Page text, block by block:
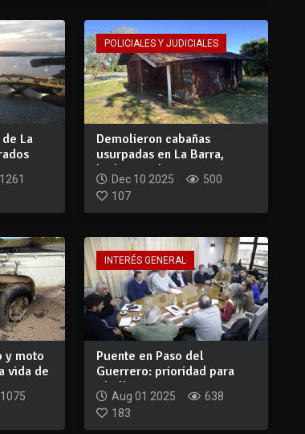
La
1261
POLICIALES Y JUDICIALES
Demolieron cabañas
usurpadas en La Barra,
linderas a dos cen...
Dec 10 2025
500
107
y moto
vida de
1075
INTERÉS GENERAL
Puente en Paso del
Guerrero: prioridad para
Abella y ministr...
Aug 01 2025
638
183